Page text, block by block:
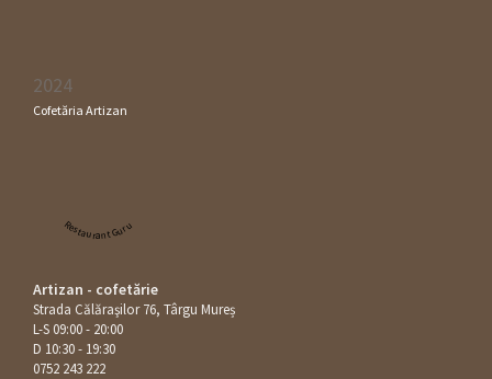
2024
Cofetăria Artizan
Restaurant Guru
Artizan - cofetărie
Strada Călăraşilor 76, Târgu Mureș
L-S 09:00 - 20:00
D 10:30 - 19:30
0752 243 222